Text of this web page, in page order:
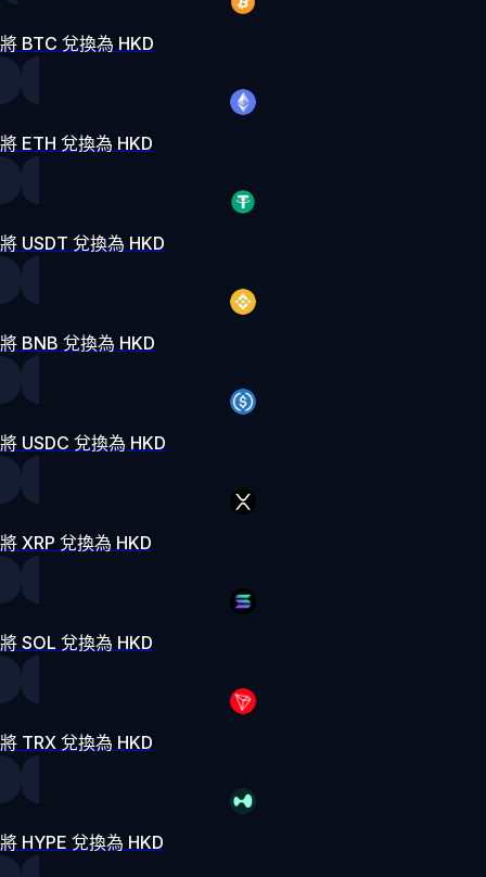
將 BTC 兌換為 HKD
將 ETH 兌換為 HKD
將 USDT 兌換為 HKD
將 BNB 兌換為 HKD
將 USDC 兌換為 HKD
將 XRP 兌換為 HKD
將 SOL 兌換為 HKD
將 TRX 兌換為 HKD
將 HYPE 兌換為 HKD